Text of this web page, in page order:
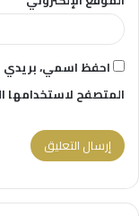
احفظ اسمي، بريدي
المتصفح لاستخدامها